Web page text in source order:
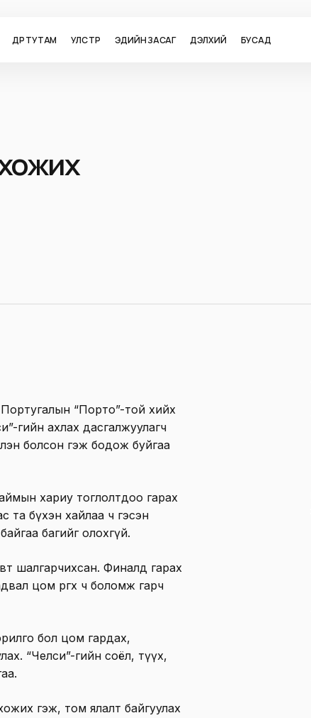
ӨДӨР ТУТАМ УЛС ТӨР ЭДИЙН ЗАСАГ ДЭЛХИЙ БУСАД
“Порто”-той хийх
гийн ахлах дасгалжуулагч
болсон гэж бодож буйгаа
хариу тоглолтдоо гарах
та бүхэн хайлаа ч гэсэн
багийг олохгүй.
шалгарчихсан. Финалд гарах
цом өргөх ч боломж гарч
бол цом гардах,
“Челси”-гийн соёл, түүх,
гэж, том ялалт байгуулах